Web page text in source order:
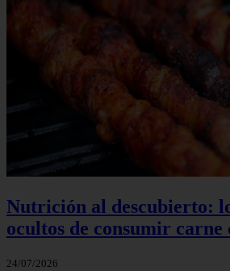
Nutrición al descubierto:
ocultos de consumir carne
24/07/2026